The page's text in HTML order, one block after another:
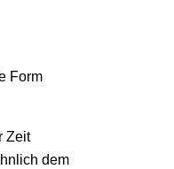
Form
Zeit
dem